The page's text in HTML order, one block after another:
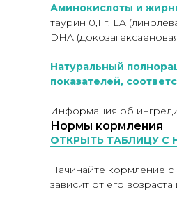
Аминокислоты и
таурин 0,1 г, LA
DHA (докозагексаеновая
Натуральный
показателей,
Информация об
Нормы кормления
ОТКРЫТЬ ТАБЛИЦУ С
Начинайте кормление
зависит от его